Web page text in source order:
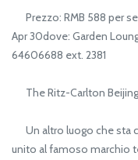
Prezzo: RMB 588 per
Apr 30dove: Garden
64606688 ext. 2381
The Ritz-Carlton Beijing
Un altro luogo che sta
unito al famoso marchio